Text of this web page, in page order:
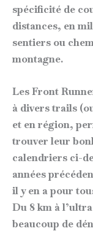
spécificité de
distances, en
sentiers ou
montagne.
Les Front
à divers trails
et en région,
trouver leur
calendriers ci-
années
il y en a pour
Du 8 km à
beaucoup de